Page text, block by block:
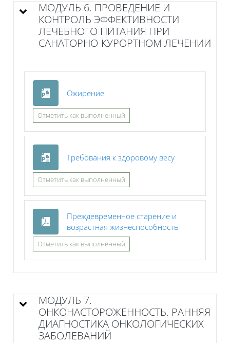
МОДУЛЬ 6. ПРОВЕДЕНИЕ И
КОНТРОЛЬ ЭФФЕКТИВНОСТИ
ЛЕЧЕБНОГО ПИТАНИЯ ПРИ
САНАТОРНО-КУРОРТНОМ ЛЕЧЕНИИ
ОжирениеФайл
Отметить как выполненный
Требования к здоровому весуФайл
Отметить как выполненный
Преждевременное старение и
возрастная жизнеспособность
Отметить как выполненный
МОДУЛЬ 7.
ОНКОНАСТОРОЖЕННОСТЬ. РАННЯЯ
ДИАГНОСТИКА ОНКОЛОГИЧЕСКИХ
ЗАБОЛЕВАНИЙ